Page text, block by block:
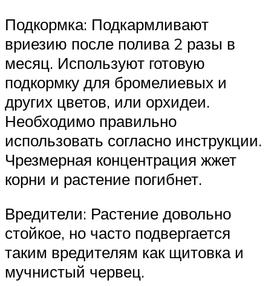
Подкормка: Подкармливают
вриезию после полива 2 разы в
месяц. Используют готовую
подкормку для бромелиевых и
других цветов, или орхидеи.
Необходимо правильно
использовать согласно инструкции.
Чрезмерная концентрация жжет
корни и растение погибнет.
Вредители: Растение довольно
стойкое, но часто подвергается
таким вредителям как щитовка и
мучнистый червец.